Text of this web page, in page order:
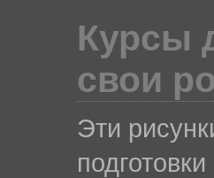
Курсы
свои
Эти